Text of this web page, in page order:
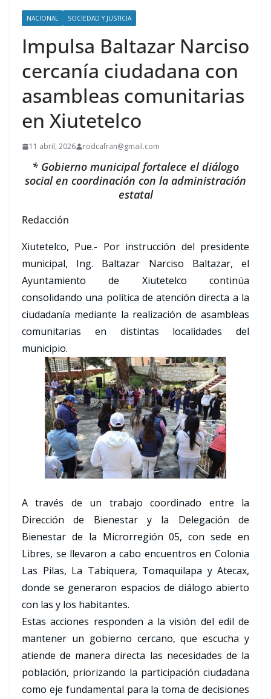
NACIONAL SOCIEDAD Y JUSTICIA
Impulsa Baltazar Narciso
cercanía ciudadana con
asambleas comunitarias
en Xiutetelco
11 abril, 2026 rodcafran@gmail.com
* Gobierno municipal fortalece el diálogo
social en coordinación con la administración
estatal
Redacción
Xiutetelco, Pue.- Por instrucción del presidente
municipal, Ing. Baltazar Narciso Baltazar, el
Ayuntamiento de Xiutetelco continúa
consolidando una política de atención directa a la
ciudadanía mediante la realización de asambleas
comunitarias en distintas localidades del
municipio.
A través de un trabajo coordinado entre la
Dirección de Bienestar y la Delegación de
Bienestar de la Microrregión 05, con sede en
Libres, se llevaron a cabo encuentros en Colonia
Las Pilas, La Tabiquera, Tomaquilapa y Atecax,
donde se generaron espacios de diálogo abierto
con las y los habitantes.
Estas acciones responden a la visión del edil de
mantener un gobierno cercano, que escucha y
atiende de manera directa las necesidades de la
población, priorizando la participación ciudadana
como eje fundamental para la toma de decisiones